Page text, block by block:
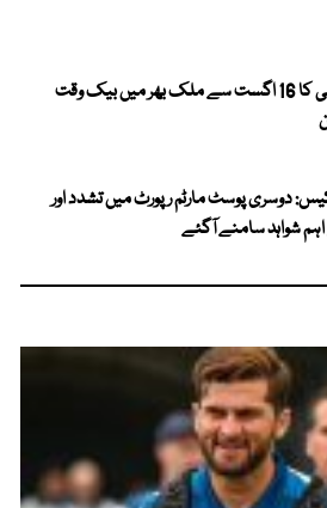
جماعت اسلامی کا 16 اگست سے ملک بھر میں بیک وقت
دوسری پوسٹ مارٹم رپورٹ میں تشدد اور
شواہد سامنے آگئے